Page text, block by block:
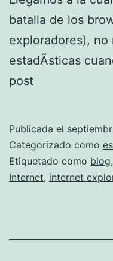
batalla de los
exploradores), no
estadÃ­sticas
post
Publicada el
Categorizado como
Etiquetado como blog,
Internet, internet